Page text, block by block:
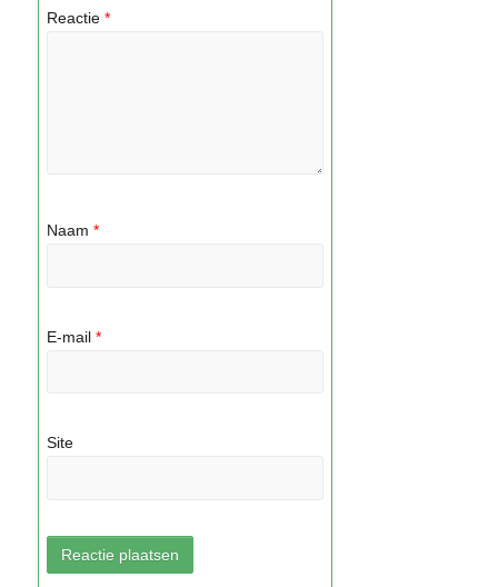
Reactie *
Naam *
E-mail *
Site